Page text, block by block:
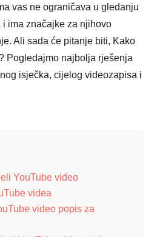
vas ne ograničava u gledanju
ima značajke za njihovo
Ali sada će pitanje biti, Kako
Pogledajmo najbolja rješenja
isječka, cijelog videozapisa i
YouTube video
videa
video popis za